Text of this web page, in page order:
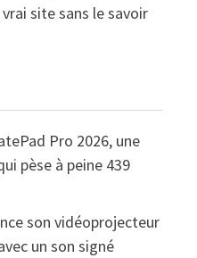
site sans le savoir
Pro 2026, une
pèse à peine 439
son vidéoprojecteur
un son signé